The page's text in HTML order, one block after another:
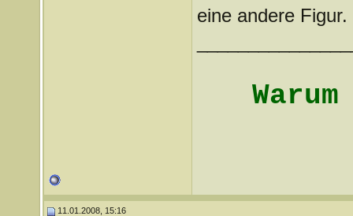
eine andere Figur.
11.01.2008, 15:16